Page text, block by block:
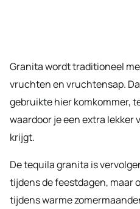
Granita wordt traditioneel
vruchten en vruchtensap.
gebruikte hier komkommer,
waardoor je een extra
krijgt.
De tequila granita is
tijdens de feestdagen, maar
tijdens warme